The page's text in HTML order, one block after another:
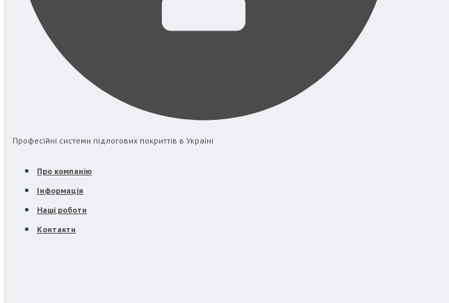
Професійні системи підлогових покриттів в Україні
Про компанію
Інформація
Наші роботи
Контакти